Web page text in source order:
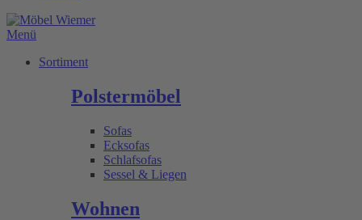
Menü
Sortiment
Polstermöbel
Sofas
Ecksofas
Schlafsofas
Sessel & Liegen
Wohnen